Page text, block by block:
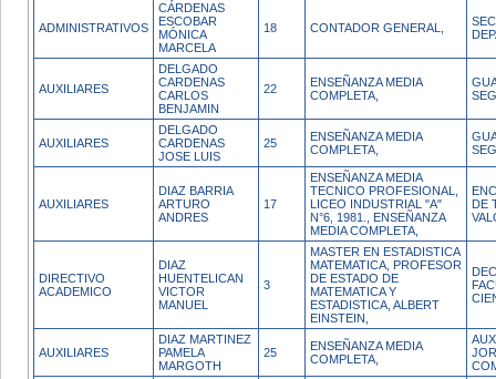
ADMINISTRATIVOS
CÁRDENAS
ESCOBAR
MÓNICA
MARCELA
18 CONTADOR GENERAL,
AUXILIARES
DELGADO
CARDENAS
CARLOS
BENJAMIN
22
ENSEÑANZA MEDIA
COMPLETA,
AUXILIARES
DELGADO
CARDENAS
JOSE LUIS
25
ENSEÑANZA MEDIA
COMPLETA,
AUXILIARES
DIAZ BARRIA
ARTURO
ANDRES
17
ENSEÑANZA MEDIA
TECNICO PROFESIONAL,
LICEO INDUSTRIAL "A"
N°6, 1981., ENSEÑANZA
MEDIA COMPLETA,
DE
DIRECTIVO
ACADEMICO
DIAZ
HUENTELICAN
VICTOR
MANUEL
3
MASTER EN ESTADISTICA
MATEMATICA, PROFESOR
DE ESTADO DE
MATEMATICA Y
ESTADISTICA, ALBERT
EINSTEIN,
AUXILIARES
DIAZ MARTINEZ
PAMELA
MARGOTH
25
ENSEÑANZA MEDIA
COMPLETA,